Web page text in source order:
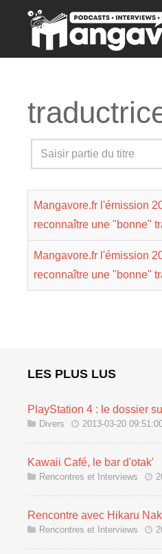
Saisir
partie
titre
Mangavore.fr l'émission
reconnaître une "bonne"
Mangavore.fr l'émission
reconnaître une "bonne"
LES PLUS LUS
PlayStation 4 : le dossier
Divers 2013-03-20
Kawaii Café, le bar d'otak'
Rencontres et Interviews
Rencontre avec Hikaru
Rencontres et Interviews